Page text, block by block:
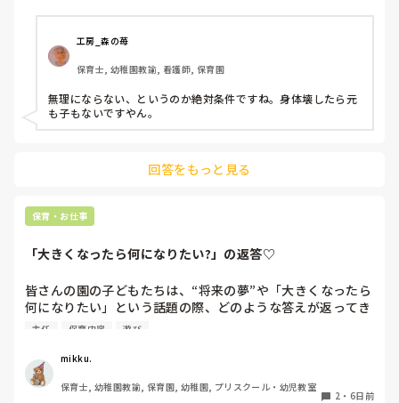
せん。
上のような状況だと、皆さんなら、午前保育、手伝います
園長からは、この日、大丈夫とか聞かれたりします。が、辛
ければ大丈夫だからとも言われます。正規の先生の体力の方
も心配です。
工房_森の苺
保育士, 幼稚園教諭, 看護師, 保育園
無理にならない、というのか絶対条件ですね。身体壊したら元
も子もないですやん。
回答をもっと見る
保育・お仕事
「大きくなったら何になりたい?」の返答♡
皆さんの園の子どもたちは、“将来の夢”や「大きくなったら
何になりたい」という話題の際、どのような答えが返ってき
ますか⁇
「ほいくえんのせんせい！」「ようちえんのせんせい！」と
言ってくれる女児もたくさんいてなんだか嬉しくなります♪
主任 保育内容 遊び
mikku.
保育士, 幼稚園教諭, 保育園, 幼稚園, プリスクール・幼児教室
2 ・ 6日前